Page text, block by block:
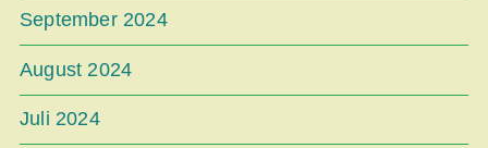
September 2024
August 2024
Juli 2024